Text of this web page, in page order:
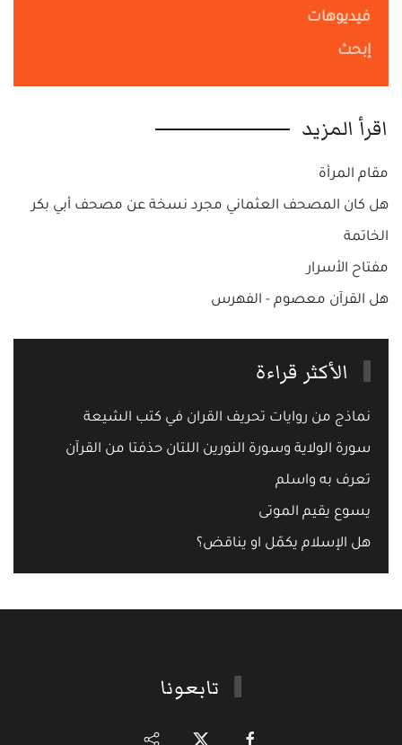
فيديوهات
إبحث
اقرأ المزيد
مقام المرأة
هل كان المصحف العثماني مجرد نسخة عن مصحف أبي بكر
الخاتمة
مفتاح الأسرار
هل القرآن معصوم - الفهرس
الأكثر قراءة
نماذج من روايات تحريف القران في كتب الشيعة
سورة الولاية وسورة النورين اللتان حذفتا من القرآن
تعرف به واسلم
يسوع يقيم الموتى
هل الإسلام يكمّل او يناقض؟
تابعونا